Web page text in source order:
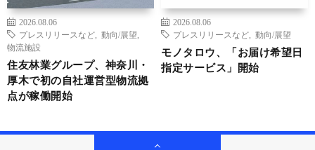
2026.08.06
プレスリリースなど
動向/展望
物流施設
住友林業グループ、神奈川・
厚木で初の自社運営型物流拠
点が稼働開始
2026.08.06
プレスリリースなど
動向/展望
モノタロウ、「お届け希望日
指定サービス」開始